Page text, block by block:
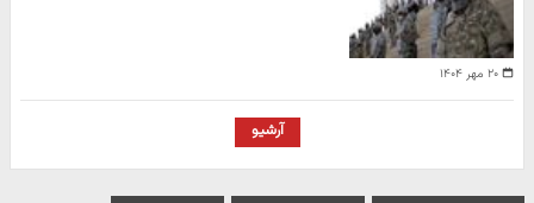
۲۰ مهر ۱۴۰۴
آرشیو